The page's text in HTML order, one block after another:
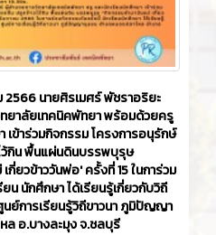
2566​ นายศิรเมศร์ พัชราอริยะ
ยาลัยเทคนิคพัทยา พร้อมด้วยครู
เข้าร่วมกิจกรรม โครงการอนุรักษ์
ว้กิน พื้นแผ่นดินบรรพบุรุษ
กี่ยวข้าววันพ่อ' ครั้งที่ 15 ในการ่วม
น นักศึกษา ได้เรียนรู้เกี่ยวกับวิถี
ย์การเรียนรู้วิถีขาวนา ภูมิปัญญา
ล อ.บางละมุง จ.ชลบุรี